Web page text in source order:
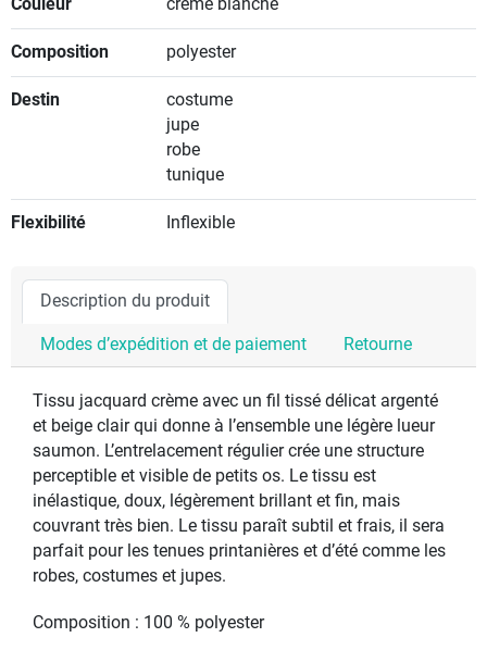
Couleur crème blanche
Composition polyester
Destin
costume
jupe
robe
tunique
Flexibilité Inflexible
Description du produit
Modes d’expédition et de paiement Retourne
Tissu jacquard crème avec un fil tissé délicat argenté
et beige clair qui donne à l’ensemble une légère lueur
saumon. L’entrelacement régulier crée une structure
perceptible et visible de petits os. Le tissu est
inélastique, doux, légèrement brillant et fin, mais
couvrant très bien. Le tissu paraît subtil et frais, il sera
parfait pour les tenues printanières et d’été comme les
robes, costumes et jupes.
Composition : 100 % polyester